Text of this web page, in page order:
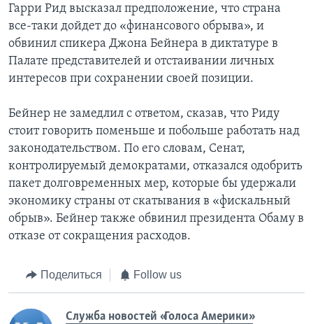
Гарри Рид высказал предположение, что страна
все-таки дойдет до «финансового обрыва», и
обвинил спикера Джона Бейнера в диктатуре в
Палате представителей и отстаивании личных
интересов при сохранении своей позиции.
Бейнер не замедлил с ответом, сказав, что Риду
стоит говорить поменьше и побольше работать над
законодательством. По его словам, Сенат,
контролируемый демократами, отказался одобрить
пакет долговременных мер, которые бы удержали
экономику страны от скатывания в «фискальный
обрыв». Бейнер также обвинил президента Обаму в
отказе от сокращения расходов.
Поделиться Follow us
Служба новостей «Голоса Америки»